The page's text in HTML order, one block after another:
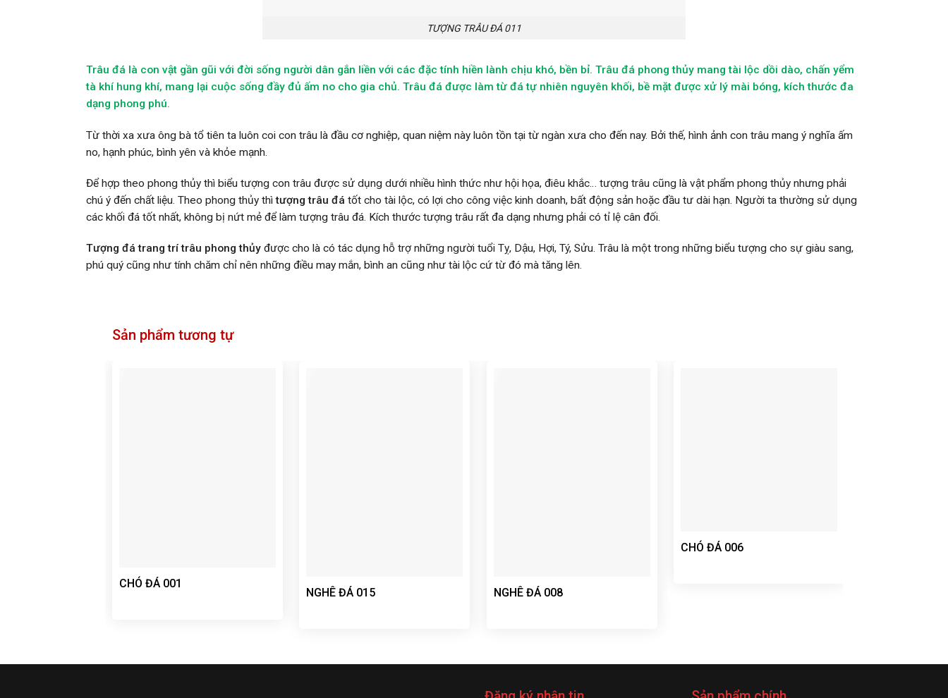
TƯỢNG TRÂU ĐÁ 011
Trâu đá là con vật gần gũi với đời sống người dân gắn liền với các đặc tính hiền lành chịu khó, bền bỉ. Trâu đá phong thủy mang tài lộc dồi dào, chấn yểm
tà khí hung khí, mang lại cuộc sống đầy đủ ấm no cho gia chủ. Trâu đá được làm từ đá tự nhiên nguyên khối, bề mặt được xử lý mài bóng, kích thước đa
dạng phong phú.
Từ thời xa xưa ông bà tổ tiên ta luôn coi con trâu là đầu cơ nghiệp, quan niệm này luôn tồn tại từ ngàn xưa cho đến nay. Bởi thế, hình ảnh con trâu mang ý nghĩa ấm
no, hạnh phúc, bình yên và khỏe mạnh.
Để hợp theo phong thủy thì biểu tượng con trâu được sử dụng dưới nhiều hình thức như hội họa, điêu khắc… tượng trâu cũng là vật phẩm phong thủy nhưng phải
chú ý đến chất liệu. Theo phong thủy thìtượng trâu đá tốt cho tài lộc, có lợi cho công việc kinh doanh, bất động sản hoặc đầu tư dài hạn. Người ta thường sử dụng
các khối đá tốt nhất, không bị nứt mẻ để làm tượng trâu đá. Kích thước tượng trâu rất đa dạng nhưng phải có tỉ lệ cân đối.
Tượng đá trang trí trâu phong thủy được cho là có tác dụng hỗ trợ những người tuổi Tỵ, Dậu, Hợi, Tý, Sửu. Trâu là một trong những biểu tượng cho sự giàu sang,
phú quý cũng như tính chăm chỉ nên những điều may mắn, bình an cũng như tài lộc cứ từ đó mà tăng lên.
Sản phẩm tương tự
CHÓ ĐÁ 001
NGHÊ ĐÁ 015 NGHÊ ĐÁ 008
CHÓ ĐÁ 006